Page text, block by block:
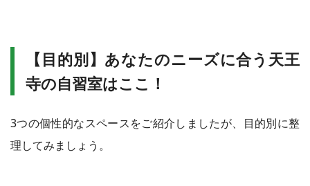
【目的別】あなたのニーズに合う天王
寺の自習室はここ！
3つの個性的なスペースをご紹介しましたが、目的別に整
理してみましょう。